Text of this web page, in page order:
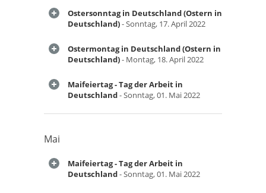
Ostersonntag in Deutschland (Ostern in
Deutschland)- Sonntag, 17. April 2022
Ostermontag in Deutschland (Ostern in
Deutschland)- Montag, 18. April 2022
Maifeiertag - Tag der Arbeit in
Deutschland- Sonntag, 01. Mai 2022
Mai
Maifeiertag - Tag der Arbeit in
Deutschland- Sonntag, 01. Mai 2022